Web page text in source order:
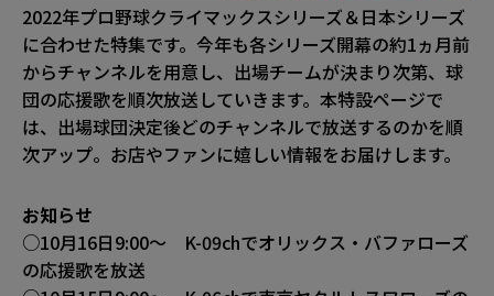
2022年プロ野球クライマックスシリーズ＆日本シリーズ
に合わせた特集です。今年も各シリーズ開幕の約1ヵ月前
からチャンネルを用意し、出場チームが決まり次第、球
団の応援歌を順次放送していきます。本特設ページで
は、出場球団決定後どのチャンネルで放送するのかを順
次アップ。お店やファンに嬉しい情報をお届けします。
お知らせ
○10月16日9:00～ K-09chでオリックス・バファローズ
の応援歌を放送